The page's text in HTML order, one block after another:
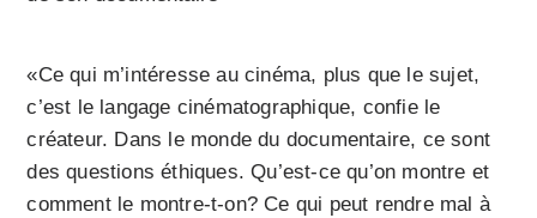
«Ce qui m’intéresse au cinéma, plus que le sujet,
c’est le langage cinématographique, confie le
créateur. Dans le monde du documentaire, ce sont
des questions éthiques. Qu’est-ce qu’on montre et
comment le montre-t-on? Ce qui peut rendre mal à